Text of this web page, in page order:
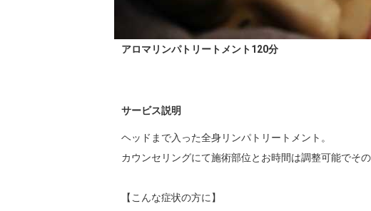
アロマリンパトリートメント120分
サービス説明
ヘッドまで入った全身リンパトリートメント。
カウンセリングにて施術部位とお時間は調整可能でそ
【こんな症状の方に】